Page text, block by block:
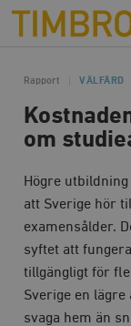
Timbro
Rapport VÄLFÄRD
om
Högre
att Sverige hör
examensålder.
syftet att
tillgängligt för
Sverige en
svaga hem än